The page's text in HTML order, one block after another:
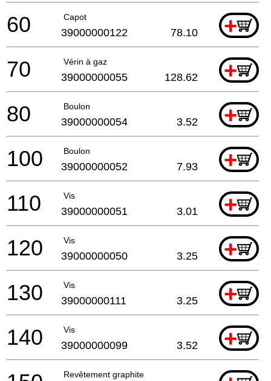
Capot +
60 39000000122 78.10
Vérin à gaz +
70 39000000055 128.62
Boulon +
80 39000000054 3.52
Boulon +
100 39000000052 7.93
Vis +
110 39000000051 3.01
Vis +
120 39000000050 3.25
Vis +
130 39000000111 3.25
Vis +
140 39000000099 3.52
Revêtement graphite